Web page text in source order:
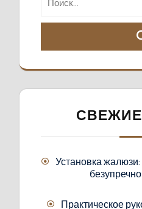
Установка
Практическое